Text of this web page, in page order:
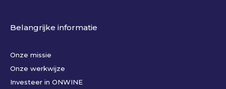
Belangrijke informatie
Onze missie
Onze werkwijze
Investeer in ONWINE